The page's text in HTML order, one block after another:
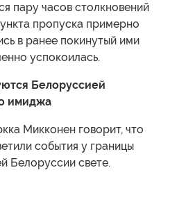
пару часов столкновений
пропуска примерно
в ранее покинутый ими
успокоилась.
Белоруссией
имиджа
Микконен говорит, что
события у границы
Белоруссии свете.